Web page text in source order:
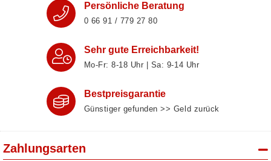
Persönliche Beratung
0 66 91 / 779 27 80
Sehr gute Erreichbarkeit!
Mo-Fr: 8‑18 Uhr | Sa: 9‑14 Uhr
Bestpreisgarantie
Günstiger gefunden >> Geld zurück
Zahlungsarten